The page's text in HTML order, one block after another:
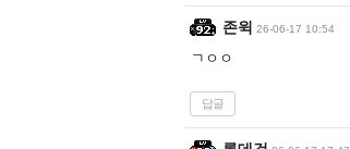
존윅 26-06-17 10:54
ㄱㅇㅇ
답글